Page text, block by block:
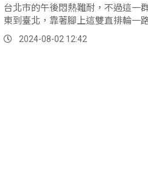
台北市的午後悶熱難耐，不過這一
東到臺北，靠著腳上這雙直排輪一
2024-08-02 12:42